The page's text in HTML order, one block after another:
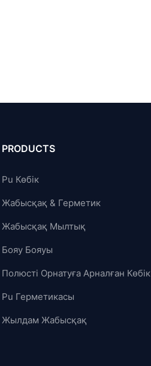
PRODUCTS
Pu Көбік
Жабысқақ & Герметик
Жабысқақ Мылтық
Бояу Бояуы
Полюсті Орнатуға Арналған Көбік
Pu Герметикасы
Жылдам Жабысқақ